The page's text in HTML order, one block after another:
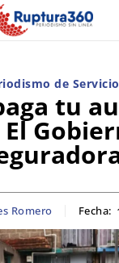
de Servicio
tu
Romero Fecha: